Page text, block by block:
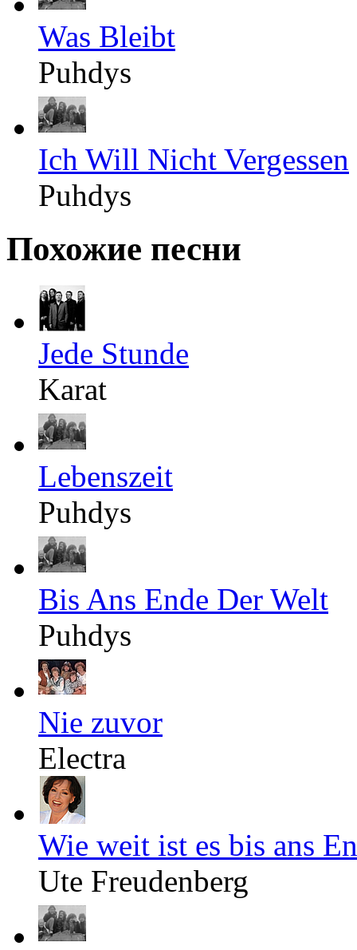
Was Bleibt
Puhdys
Ich Will Nicht Vergessen
Puhdys
Похожие песни
Jede Stunde
Karat
Lebenszeit
Puhdys
Bis Ans Ende Der Welt
Puhdys
Nie zuvor
Electra
Wie weit ist es bis ans
Ute Freudenberg